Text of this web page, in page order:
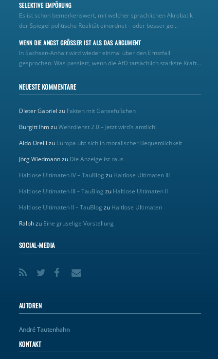
SELEKTIVE EMPÖRUNG
Es ist schon bemerkenswert, mit welcher sprachlichen Akrobatik
der Spiegel politische Realität einordnet – oder besser ge...
WENN DIE ANGST GRÖSSER IST ALS DAS ARGUMENT
In Sachsen-Anhalt wird wieder einmal über den Ernstfall
gesprochen: Was passiert, wenn die AfD tatsächlich stärkste Kraft...
NEUESTE KOMMENTARE
Dieter Gabriel zu Fakten mit Gänsefüßchen
Burgitt IhmzuWehrdienst 2.0 – Jetzt wird’s amtlich!
Aldo Orelli zu Europa übt sich in moralischer Bequemlichkeit
Jörg Wiedmannzu Die Anzeige ist raus
Haltlose Ultimaten IV – TauBlog zu Haltlose Ultimaten III
Haltlose Ultimaten III – TauBlog zu Haltlose Ultimaten II
Haltlose Ultimaten II – TauBlog zu Haltlose Ultimaten
Ralphzu Eine gruselige Vorstellung
SOCIAL-MEDIA
AUTOREN
André Tautenhahn
KONTAKT